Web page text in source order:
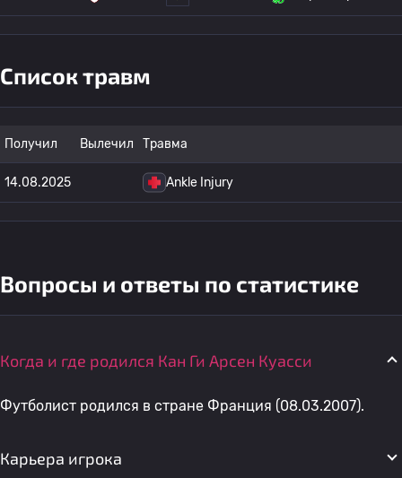
Список травм
Получил Вылечил Травма
14.08.2025 Ankle Injury
Вопросы и ответы по статистике
Когда и где родился Кан Ги Арсен Куасси
Футболист родился в стране Франция (08.03.2007).
Карьера игрока